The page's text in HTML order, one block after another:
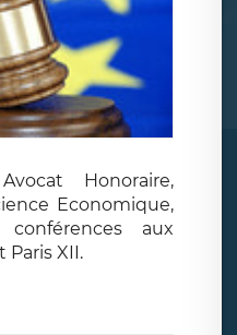
Honoraire,
Economique,
aux
Paris XII.